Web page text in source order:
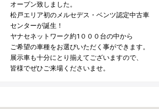
オープン致しました。
松戸エリア初のメルセデス・ベンツ認定中古車
センターが誕生！
ヤナセネットワーク約1０００台の中から
ご希望の車種をお選びいただく事ができます。
展示車も十分にとり揃えてございますので、
皆様でぜひご来場くださいませ。